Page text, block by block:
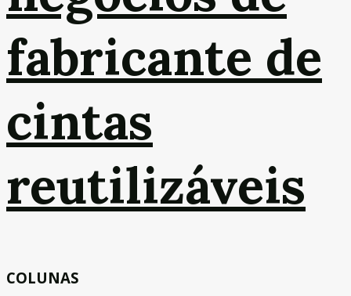
fabricante de
cintas
reutilizáveis
COLUNAS